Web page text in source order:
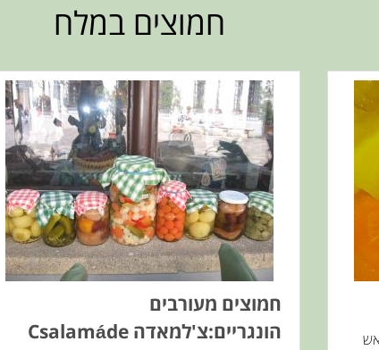
חמוצים במלח
ראש כרוב קטן 1 ראש
חמוצים מעורבים
הונגריים:צ'למאדה Csalamáde